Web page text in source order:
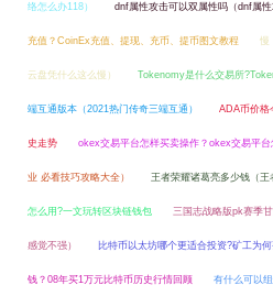
络怎么办118） dnf属性攻击可以双属性吗（dnf属性
充值？CoinEx充值、提现、充币、提币图文教程 慢
云盘凭什么这么慢） Tokenomy是什么交易所
端互通版本（2021热门传奇三端互通） ADA币价格
史走势 okex交易平台怎样买卖操作？okex交易平台
业 必看技巧攻略大全） 王者荣耀诸葛亮多少钱（王
怎么用?一文玩转区块链钱包 三国志战略版pk赛季
感觉不强） 比特币以太坊哪个更适合投资?矿工为
钱？08年买1万元比特币历史行情回顾 有什么可以